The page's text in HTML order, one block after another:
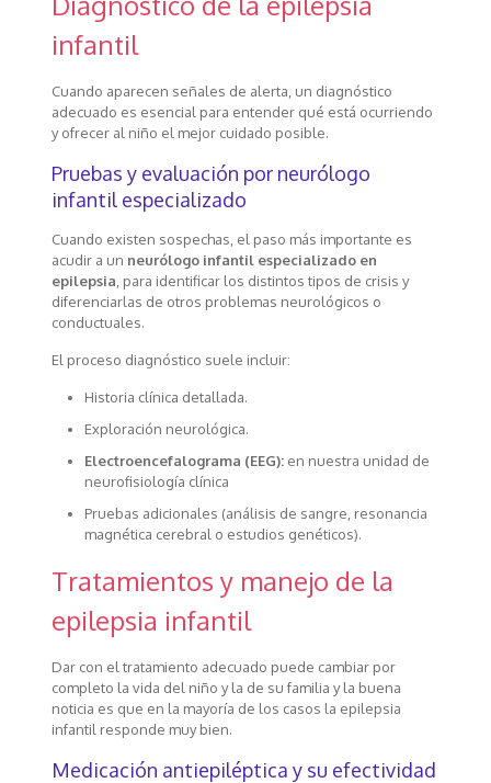
infantil
Cuando aparecen señales de alerta, un diagnóstico
adecuado es esencial para entender qué está ocurriendo
y ofrecer al niño el mejor cuidado posible.
Pruebas y evaluación por neurólogo
infantil especializado
Cuando existen sospechas, el paso más importante es
acudir a un neurólogo infantil especializado en
epilepsia , para identificar los distintos tipos de crisis y
diferenciarlas de otros problemas neurológicos o
conductuales.
El proceso diagnóstico suele incluir:
Historia clínica detallada.
Exploración neurológica.
Electroencefalograma (EEG):en nuestra unidad de
neurofisiología clínica
Pruebas adicionales (análisis de sangre, resonancia
magnética cerebral o estudios genéticos).
Tratamientos y manejo de la
epilepsia infantil
Dar con el tratamiento adecuado puede cambiar por
completo la vida del niño y la de su familia y la buena
noticia es que en la mayoría de los casos la epilepsia
infantil responde muy bien.
Medicación antiepiléptica y su efectividad